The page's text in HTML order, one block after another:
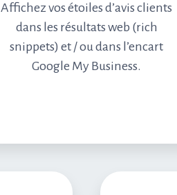
Affichez vos étoiles d’avis clients
dans les résultats web (rich
snippets) et / ou dans l’encart
Google My Business.